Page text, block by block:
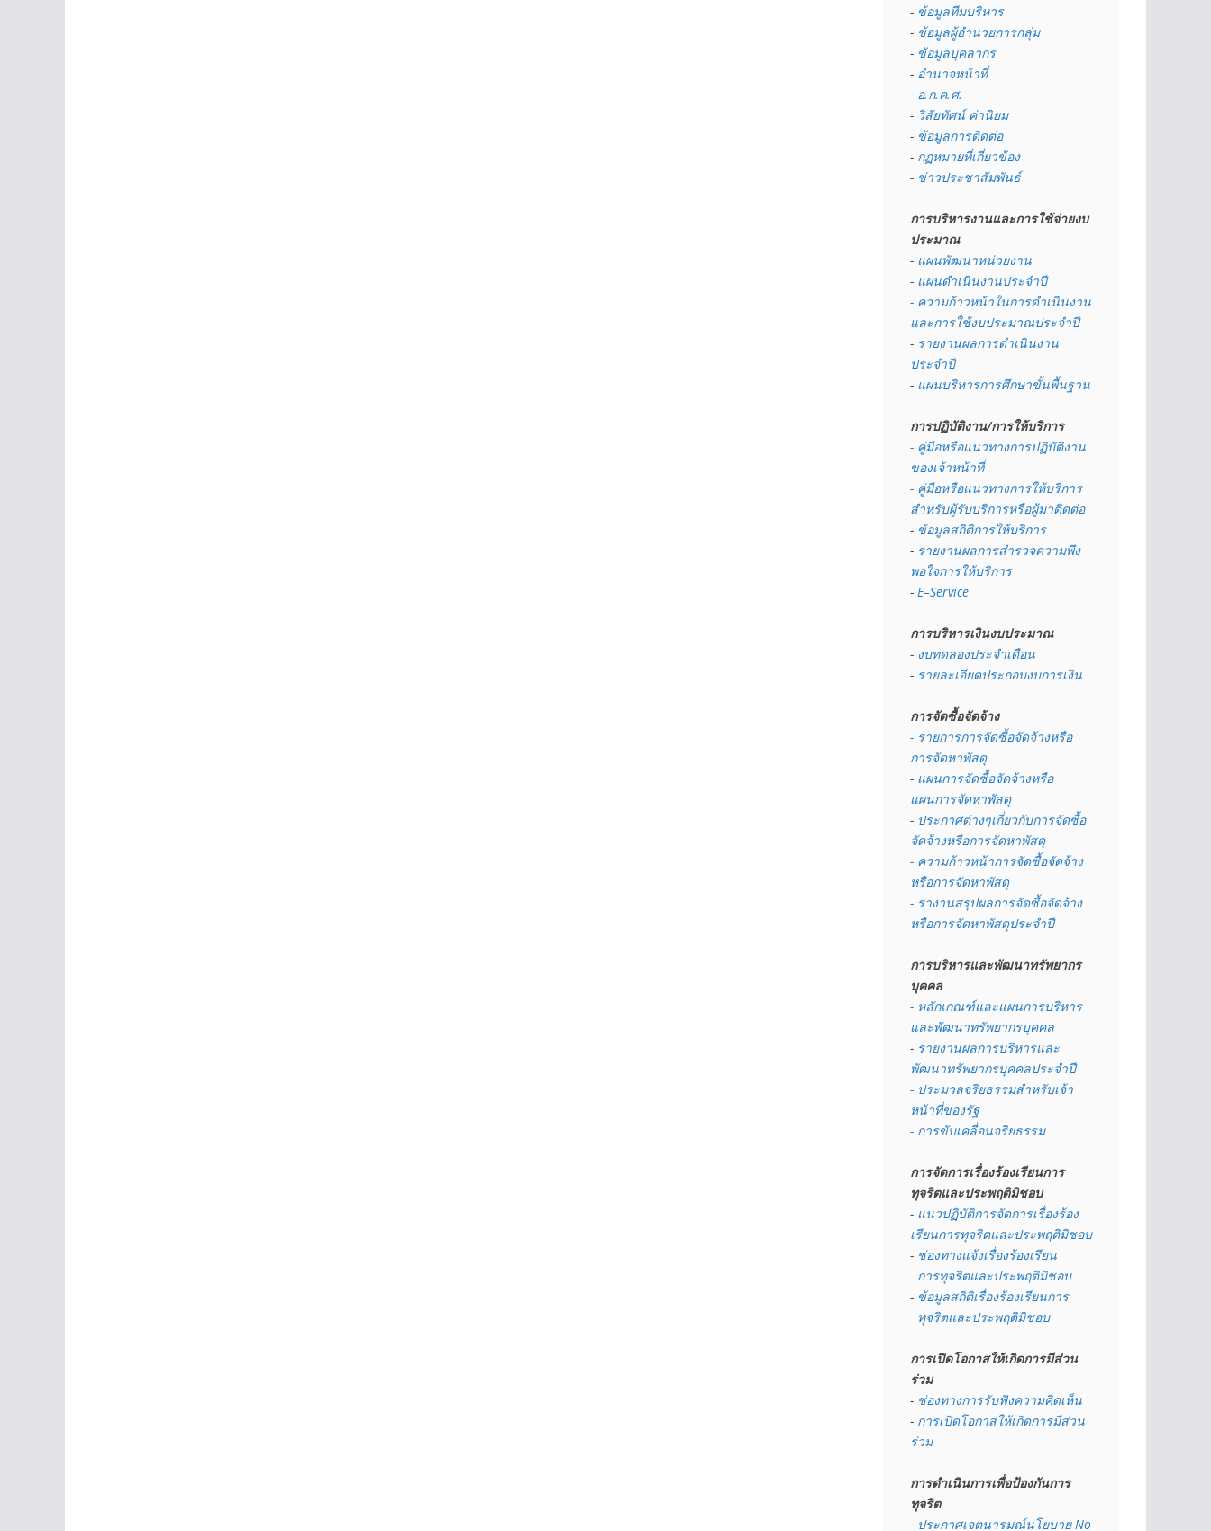
- ข้อมูลทีมบริหาร
- ข้อมูลผู้อำนวยการกลุ่ม
- ข้อมูลบุคลากร
- อำนาจหน้าที่
- อ.ก.ค.ศ.
- วิสัยทัศน์ ค่านิยม
- ข้อมูลการติดต่อ
- กฏหมายที่เกี่ยวข้อง
- ข่าวประชาสัมพันธ์
การบริหารงานและการใช้จ่ายงบ
ประมาณ
- แผนพัฒนาหน่วยงาน
- แผนดำเนินงานประจำปี
- ความก้าวหน้าในการดำเนินงาน
และการใช้งบประมาณประจำปี
- รายงานผลการดำเนินงาน
ประจำปี
- แผนบริหารการศึกษาขั้นพื้นฐาน
การปฏิบัติงาน/การให้บริการ
- คู่มือหรือแนวทางการปฏิบัติงาน
ของเจ้าหน้าที่
- คู่มือหรือแนวทางการให้บริการ
สำหรับผู้รับบริการหรือผู้มาติดต่อ
- ข้อมูลสถิติการให้บริการ
- รายงานผลการสำรวจความพึง
พอใจการให้บริการ
- E–Service
การบริหารเงินงบประมาณ
- งบทดลองประจำเดือน
- รายละเอียดประกอบงบการเงิน
การจัดซื้อจัดจ้าง
- รายการการจัดซื้อจัดจ้างหรือ
การจัดหาพัสดุ
- แผนการจัดซื้อจัดจ้างหรือ
แผนการจัดหาพัสดุ
- ประกาศต่างๆเกี่ยวกับการจัดซื้อ
จัดจ้างหรือการจัดหาพัสดุ
- ความก้าวหน้าการจัดซื้อจัดจ้าง
หรือการจัดหาพัสดุ
- รางานสรุปผลการจัดซื้อจัดจ้าง
หรือการจัดหาพัสดุประจำปี
การบริหารและพัฒนาทรัพยากร
บุคคล
- หลักเกณฑ์และแผนการบริหาร
และพัฒนาทรัพยากรบุคคล
- รายงานผลการบริหารและ
พัฒนาทรัพยากรบุคคลประจำปี
- ประมวลจริยธรรมสำหรับเจ้า
หน้าที่ของรัฐ
- การขับเคลื่อนจริยธรรม
การจัดการเรื่องร้องเรียนการ
ทุจริตและประพฤติมิชอบ
- แนวปฏิบัติการจัดการเรื่องร้อง
เรียนการทุจริตและประพฤติมิชอบ
- ช่องทางแจ้งเรื่องร้องเรียน
  การทุจริตและประพฤติมิชอบ
- ข้อมูลสถิติเรื่องร้องเรียนการ
  ทุจริตและประพฤติมิชอบ
การเปิดโอกาสให้เกิดการมีส่วน
ร่วม
- ช่องทางการรับฟังความคิดเห็น
- การเปิดโอกาสให้เกิดการมีส่วน
ร่วม
การดำเนินการเพื่อป้องกันการ
ทุจริต
- ประกาศเจตนารมณ์นโยบาย No